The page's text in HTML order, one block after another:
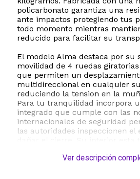
policarbonato garantiza una
ante impactos protegiendo tus
todo momento mientras
reducido para facilitar su
El modelo Alma destaca por su
movilidad de 4 ruedas
que permiten un
multidireccional en cualquier
reduciendo la tension en la
Para tu tranquilidad incorpora
integrado que cumple con las
internacionales de seguridad
las autoridades inspeccionen el
contando con unVer descripción